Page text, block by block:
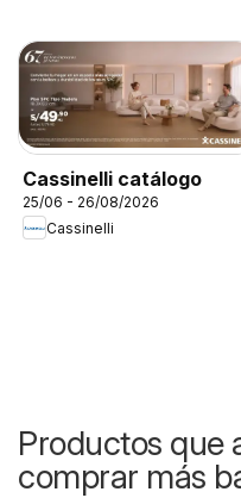
Cassinelli catálogo
25/06 - 26/08/2026
Cassinelli
Productos que
comprar más